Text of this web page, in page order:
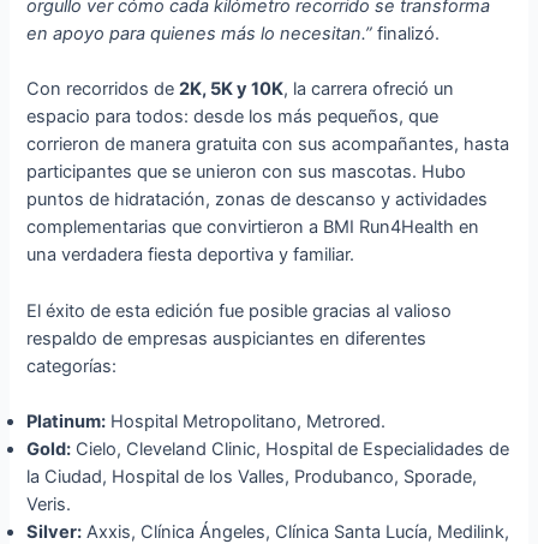
orgullo ver cómo cada kilómetro recorrido se transforma
en apoyo para quienes más lo necesitan.”finalizó.
Con recorridos de2K, 5K y 10K, la carrera ofreció un
espacio para todos: desde los más pequeños, que
corrieron de manera gratuita con sus acompañantes, hasta
participantes que se unieron con sus mascotas. Hubo
puntos de hidratación, zonas de descanso y actividades
complementarias que convirtieron a BMI Run4Health en
una verdadera fiesta deportiva y familiar.
El éxito de esta edición fue posible gracias al valioso
respaldo de empresas auspiciantes en diferentes
categorías:
Platinum: Hospital Metropolitano, Metrored.
Gold: Cielo, Cleveland Clinic, Hospital de Especialidades de
la Ciudad, Hospital de los Valles, Produbanco, Sporade,
Veris.
Silver: Axxis, Clínica Ángeles, Clínica Santa Lucía, Medilink,